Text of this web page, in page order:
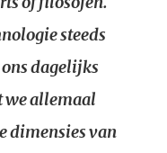
steeds
dagelijks
we allemaal
dimensies van